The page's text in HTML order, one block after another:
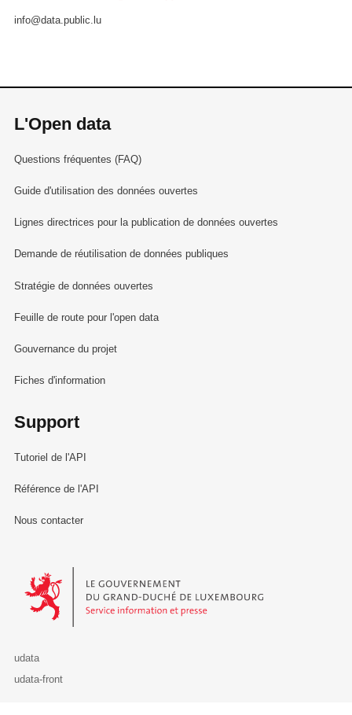
info@data.public.lu
L'Open data
Questions fréquentes (FAQ)
Guide d'utilisation des données ouvertes
Lignes directrices pour la publication de données ouvertes
Demande de réutilisation de données publiques
Stratégie de données ouvertes
Feuille de route pour l'open data
Gouvernance du projet
Fiches d'information
Support
Tutoriel de l'API
Référence de l'API
Nous contacter
Le Gouvernement du Grand-Duché de Luxembourg - Service
udata
udata-front